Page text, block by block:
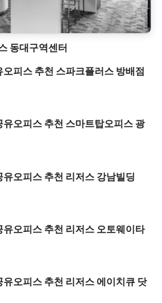
동대구역센터
오피스 추천 스파크플러스 방배점
유오피스 추천 스마트탑오피스 광
유오피스 추천 리저스 강남빌딩
유오피스 추천 리저스 오토웨이타
유오피스 추천 리저스 에이치큐 닷